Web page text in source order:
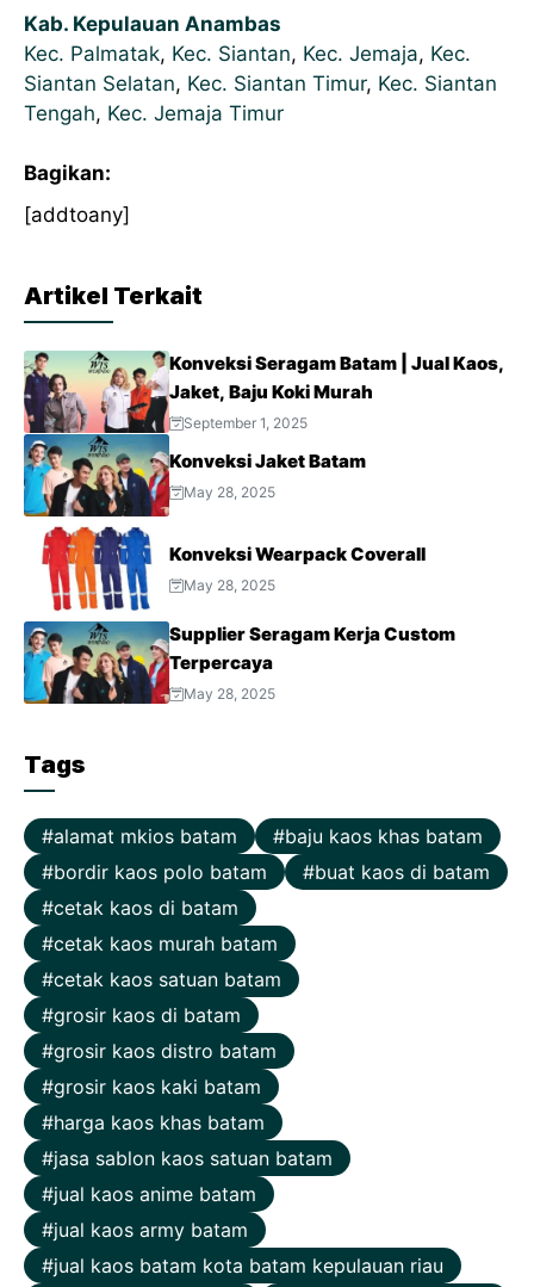
Kab. Kepulauan Anambas
Kec. Palmatak, Kec. Siantan, Kec. Jemaja, Kec.
Siantan Selatan, Kec. Siantan Timur, Kec. Siantan
Tengah, Kec. Jemaja Timur
Bagikan:
[addtoany]
Artikel Terkait
Konveksi Seragam Batam | Jual Kaos,
Jaket, Baju Koki Murah
September 1, 2025
Konveksi Jaket Batam
May 28, 2025
Konveksi Wearpack Coverall
May 28, 2025
Supplier Seragam Kerja Custom
Terpercaya
May 28, 2025
Tags
alamat mkios batam
baju kaos khas batam
bordir kaos polo batam
buat kaos di batam
cetak kaos di batam
cetak kaos murah batam
cetak kaos satuan batam
grosir kaos di batam
grosir kaos distro batam
grosir kaos kaki batam
harga kaos khas batam
jasa sablon kaos satuan batam
jual kaos anime batam
jual kaos army batam
jual kaos batam kota batam kepulauan riau